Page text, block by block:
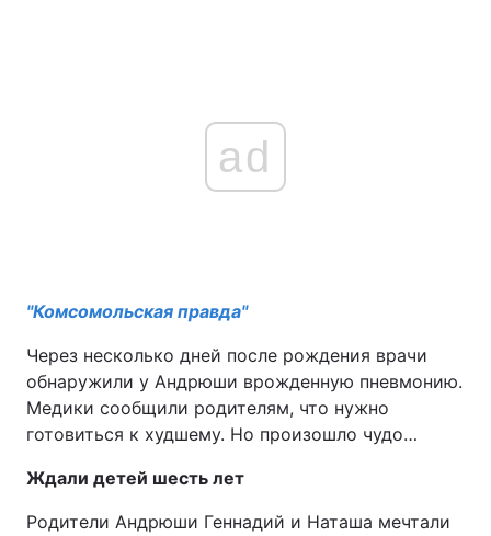
ad
"Комсомольская правда"
Через несколько дней после рождения врачи
обнаружили у Андрюши врожденную пневмонию.
Медики сообщили родителям, что нужно
готовиться к худшему. Но произошло чудо…
Ждали детей шесть лет
Родители Андрюши Геннадий и Наташа мечтали